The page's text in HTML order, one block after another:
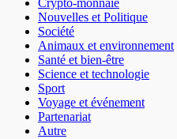
Crypto-monnaie
Nouvelles et Politique
Société
Animaux et environnement
Santé et bien-être
Science et technologie
Sport
Voyage et événement
Partenariat
Autre